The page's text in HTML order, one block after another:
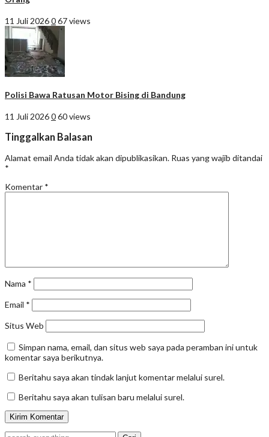
11 Juli 2026067 views
Polisi Bawa Ratusan Motor Bising di Bandung
11 Juli 2026060 views
Tinggalkan Balasan
Alamat email Anda tidak akan dipublikasikan. Ruas yang wajib ditandai
*
Komentar *
Nama *
Email *
Situs Web
Simpan nama, email, dan situs web saya pada peramban ini untuk
komentar saya berikutnya.
Beritahu saya akan tindak lanjut komentar melalui surel.
Beritahu saya akan tulisan baru melalui surel.